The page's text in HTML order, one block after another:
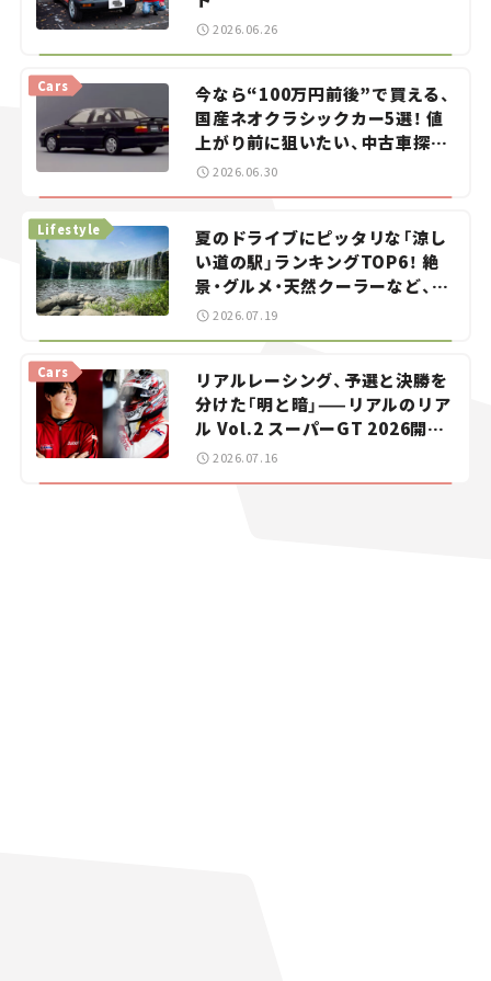
2026.06.26
今なら“100万円前後”で買える、
国産ネオクラシックカー5選！ 値
上がり前に狙いたい、中古車探し
をお手伝い――ちょっとイケてるマ
イカー選び #02
Cars
2026.06.30
夏のドライブにピッタリな「涼し
い道の駅」ランキングTOP6！ 絶
景・グルメ・天然クーラーなど、避
暑におすすめのスポットを紹介
Lifestyle
2026.07.19
リアルレーシング、予選と決勝を
分けた「明と暗」——リアルのリア
ル Vol.2 スーパーGT 2026開幕
戦 岡山国際サーキット
Cars
2026.07.16